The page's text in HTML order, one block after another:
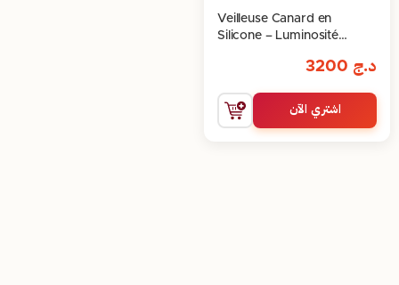
Veilleuse Canard en
Silicone – Luminosité
د.ج
اشتري الآن